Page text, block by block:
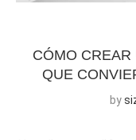
CÓMO CREAR
QUE
by